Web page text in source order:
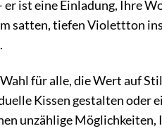
ist eine Einladung, Ihre
satten, tiefen Violettton
für alle, die Wert auf
Kissen gestalten oder
unzählige